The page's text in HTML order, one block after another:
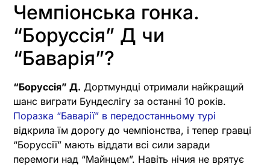
Чемпіонська гонка.
“Боруссія” Д чи
“Баварія”?
“Боруссія” Д. Дортмундці отримали найкращий
шанс виграти Бундеслігу за останні 10 років.
Поразка “Баварії” в передостанньому турі
відкрила їм дорогу до чемпіонства, і тепер гравці
“Боруссії” мають віддати всі сили заради
перемоги над “Майнцем”. Навіть нічия не врятує